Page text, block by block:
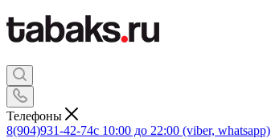
Телефоны
8(904)931-42-74с 10:00 до 22:00 (viber, whatsapp)